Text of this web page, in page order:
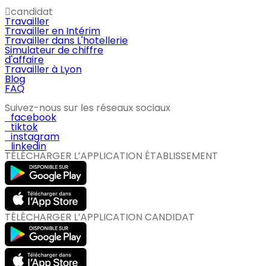
candidat
Travailler
Travailler en Intérim
Travailler dans L'hotellerie
Simulateur de chiffre
d'affaire
Travailler à Lyon
Blog
FAQ
Suivez-nous sur les réseaux sociaux
facebook
tiktok
instagram
linkedin
TÉLÉCHARGER L’APPLICATION ÉTABLISSEMENT
TÉLÉCHARGER L’APPLICATION CANDIDAT